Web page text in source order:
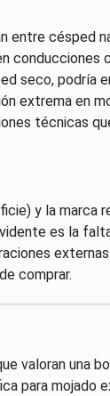
entre césped
conducciones
seco, podría
extrema en
técnicas
y la marca
es la
comprar.
valoran una
para mojado